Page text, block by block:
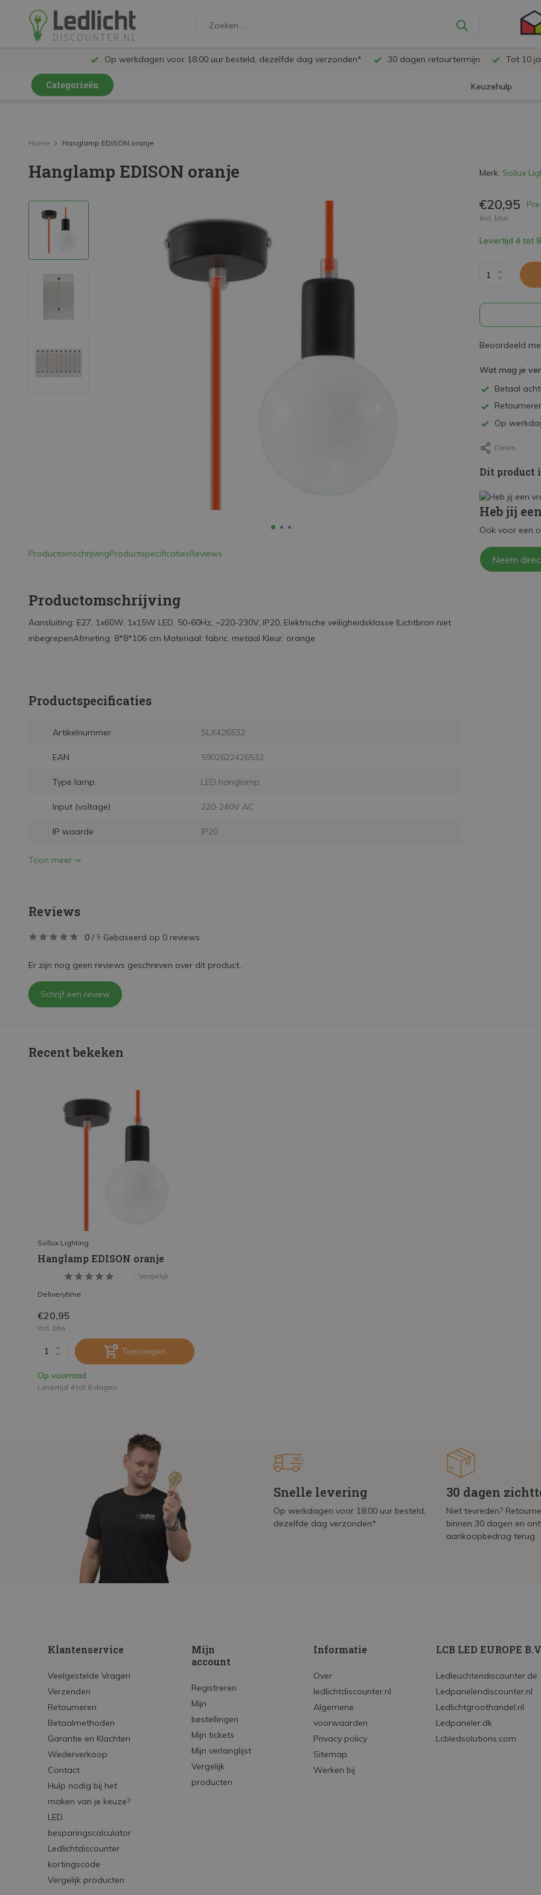
Op werkdagen voor 18:00 uur besteld, dezelfde dag verzonden* 30 dagen retourtermijn Tot 10
Categorieën Keuzehulp
LED Railspots
LED Panelen
LED Plafondlampen en Wandlampen
LED Schijnwerpers
Home Hanglamp EDISON oranje
Hanglamp EDISON oranje
ProductomschrijvingProductspecificatiesReviews
Productomschrijving
Aansluiting: E27, 1x60W, 1x15W LED, 50-60Hz, ~220-230V, IP20, Elektrische veiligheidsklasse ILichtbron niet
inbegrepenAfmeting: 8*8*106 cm Materiaal: fabric, metaal Kleur: orange
Productspecificaties
Artikelnummer SLX426532
EAN 5902622426532
Type lamp LED hanglamp
Input (voltage) 220-240V AC
IP waarde IP20
Toon meer
Merk: Sollux
€20,95
Incl. btw
Levertijd 4 tot
Beoordeeld
Wat mag je
Betaal
Op
Delen
Dit product
Heb jij
Ook voor een
Neem
Reviews
0 / 5 Gebaseerd op 0 reviews
Er zijn nog geen reviews geschreven over dit product..
Schrijf een review
Recent bekeken
Sollux Lighting
Hanglamp EDISON oranje
Vergelijk
Deliverytime
€20,95
Incl. btw
Toevoegen
Op voorraad
Levertijd 4 tot 8 dagen
Snelle levering
Op werkdagen voor 18:00 uur besteld,
dezelfde dag verzonden*
30 dagen
Niet tevreden?
binnen 30 dagen en
aankoopbedrag terug.
Klantenservice
Veelgestelde Vragen
Verzenden
Retourneren
Betaalmethoden
Garantie en Klachten
Wederverkoop
Contact
Hulp nodig bij het
maken van je keuze?
LED
besparingscalculator
Ledlichtdiscounter
kortingscode
Vergelijk producten
Mijn
account
Registreren
Mijn
bestellingen
Mijn tickets
Mijn verlanglijst
Vergelijk
producten
Informatie
Over
ledlichtdiscounter.nl
Algemene
voorwaarden
Privacy policy
Sitemap
Werken bij
LCB LED EUROPE
Ledleuchtendiscounter.de
Ledpanelendiscounter.nl
Ledlichtgroothandel.nl
Ledpaneler.dk
Lcbledsolutions.com